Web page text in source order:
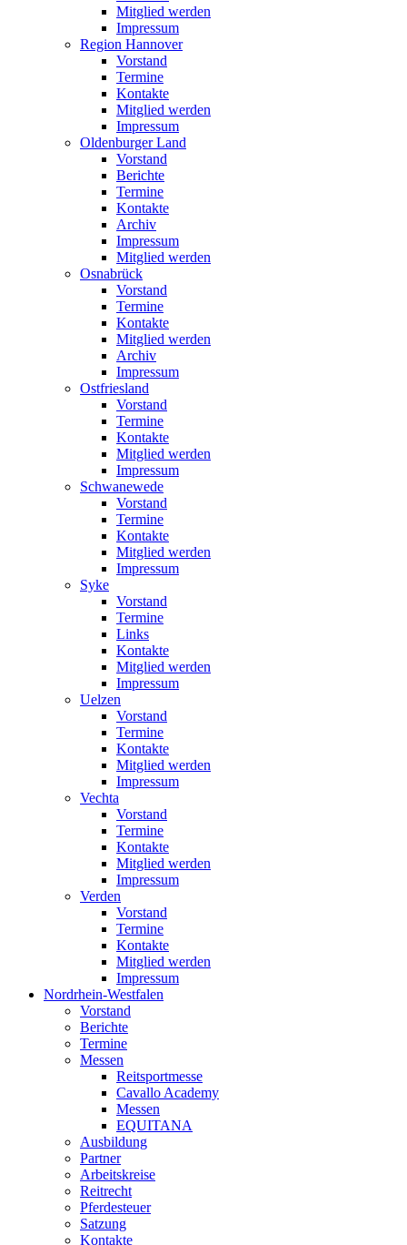
Mitglied werden
Impressum
Region Hannover
Vorstand
Termine
Kontakte
Mitglied werden
Impressum
Oldenburger Land
Vorstand
Berichte
Termine
Kontakte
Archiv
Impressum
Mitglied werden
Osnabrück
Vorstand
Termine
Kontakte
Mitglied werden
Archiv
Impressum
Ostfriesland
Vorstand
Termine
Kontakte
Mitglied werden
Impressum
Schwanewede
Vorstand
Termine
Kontakte
Mitglied werden
Impressum
Syke
Vorstand
Termine
Links
Kontakte
Mitglied werden
Impressum
Uelzen
Vorstand
Termine
Kontakte
Mitglied werden
Impressum
Vechta
Vorstand
Termine
Kontakte
Mitglied werden
Impressum
Verden
Vorstand
Termine
Kontakte
Mitglied werden
Impressum
Nordrhein-Westfalen
Vorstand
Berichte
Termine
Messen
Reitsportmesse
Cavallo Academy
Messen
EQUITANA
Ausbildung
Partner
Arbeitskreise
Reitrecht
Pferdesteuer
Satzung
Kontakte